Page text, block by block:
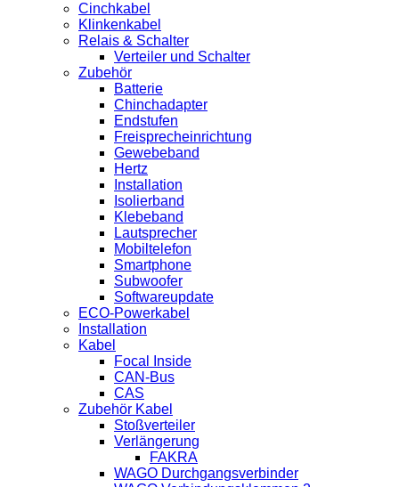
Cinchkabel
Klinkenkabel
Relais & Schalter
Verteiler und Schalter
Zubehör
Batterie
Chinchadapter
Endstufen
Freisprecheinrichtung
Gewebeband
Hertz
Installation
Isolierband
Klebeband
Lautsprecher
Mobiltelefon
Smartphone
Subwoofer
Softwareupdate
ECO-Powerkabel
Installation
Kabel
Focal Inside
CAN-Bus
CAS
Zubehör Kabel
Stoßverteiler
Verlängerung
FAKRA
WAGO Durchgangsverbinder